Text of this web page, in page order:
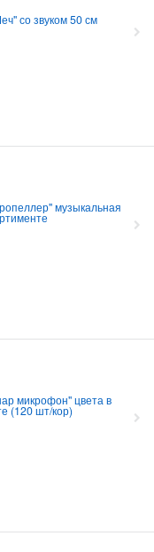
со звуком 50 см
музыкальная
микрофон" цвета в
(120 шт/кор)